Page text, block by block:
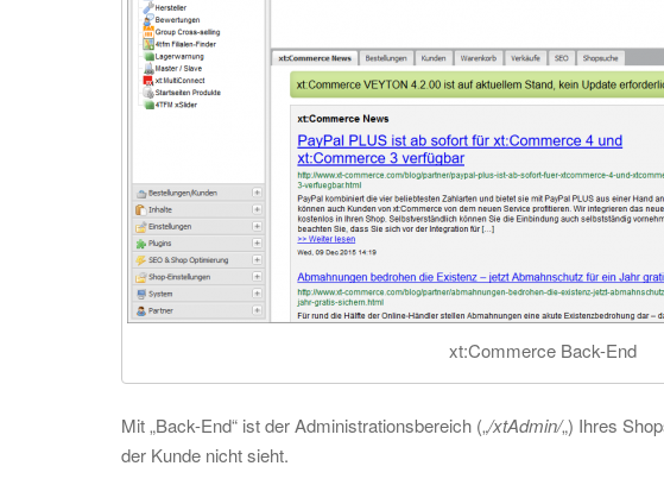
xt:Commerce Back-End
Mit „Back-End“ ist der Administrationsbereich („/xtAdmin/„) Ihres
der Kunde nicht sieht.